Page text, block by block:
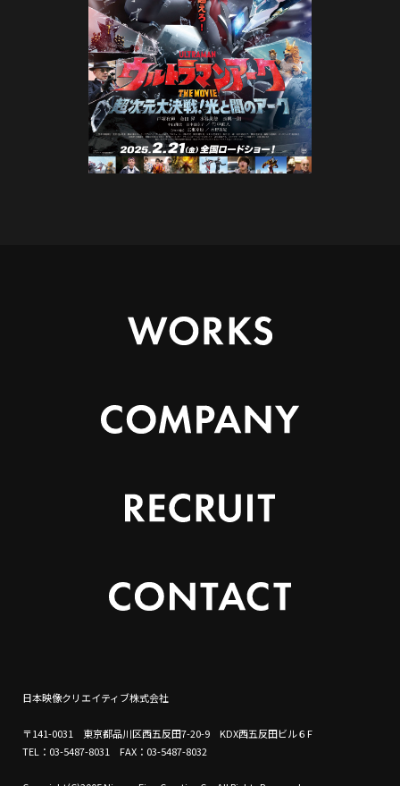
日本映像クリエイティブ株式会社
〒141-0031 東京都品川区西五反田7-20-9 KDX西五反田ビル６F
TEL：03-5487-8031 FAX：03-5487-8032